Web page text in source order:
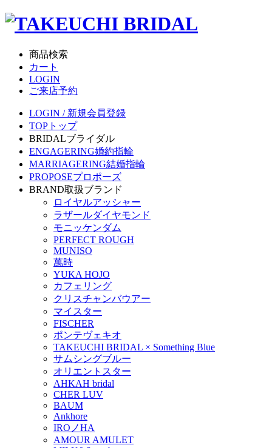
商品検索
カート
LOGIN
ご来店予約
LOGIN / 新規会員登録
TOP トップ
BRIDALブライダル
ENGAGERING婚約指輪
MARRIAGERING結婚指輪
PROPOSEプロポーズ
BRAND取扱ブランド
ロイヤルアッシャー
ラザールダイヤモンド
モニッケンダム
PERFECT ROUGH
MUNISO
萬時
YUKA HOJO
カフェリング
クリスチャンバウアー
マイスター
FISCHER
ポンテヴェキオ
TAKEUCHI BRIDAL × Something Blue
サムシングブルー
オリエントスター
AHKAH bridal
CHER LUV
BAUM
Ankhore
IROノHA
AMOUR AMULET